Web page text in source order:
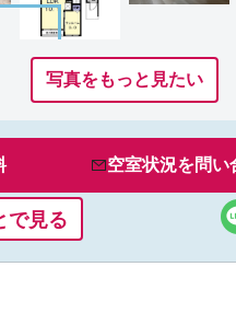
写真をもっと見たい
空室状況を問い
で見る